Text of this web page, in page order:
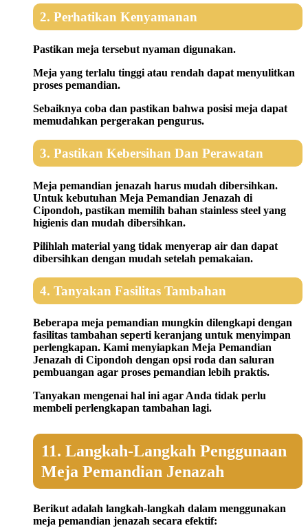
2. Perhatikan Kenyamanan
Pastikan meja tersebut nyaman digunakan.
Meja yang terlalu tinggi atau rendah dapat menyulitkan
proses pemandian.
Sebaiknya coba dan pastikan bahwa posisi meja dapat
memudahkan pergerakan pengurus.
3. Pastikan Kebersihan Dan Perawatan
Meja pemandian jenazah harus mudah dibersihkan.
Untuk kebutuhan Meja Pemandian Jenazah di
Cipondoh, pastikan memilih bahan stainless steel yang
higienis dan mudah dibersihkan.
Pilihlah material yang tidak menyerap air dan dapat
dibersihkan dengan mudah setelah pemakaian.
4. Tanyakan Fasilitas Tambahan
Beberapa meja pemandian mungkin dilengkapi dengan
fasilitas tambahan seperti keranjang untuk menyimpan
perlengkapan. Kami menyiapkan Meja Pemandian
Jenazah di Cipondoh dengan opsi roda dan saluran
pembuangan agar proses pemandian lebih praktis.
Tanyakan mengenai hal ini agar Anda tidak perlu
membeli perlengkapan tambahan lagi.
11. Langkah-Langkah Penggunaan
Meja Pemandian Jenazah
Berikut adalah langkah-langkah dalam menggunakan
meja pemandian jenazah secara efektif: